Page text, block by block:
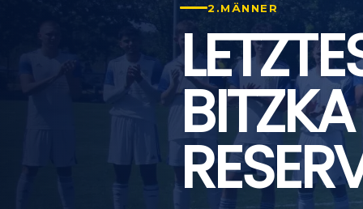
2.MÄNNER